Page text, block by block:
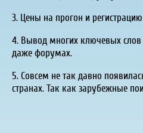
3. Цены на прогон и
4. Вывод многих ключевых слов
даже форумах.
5. Совсем не так давно
странах. Так как зарубежные